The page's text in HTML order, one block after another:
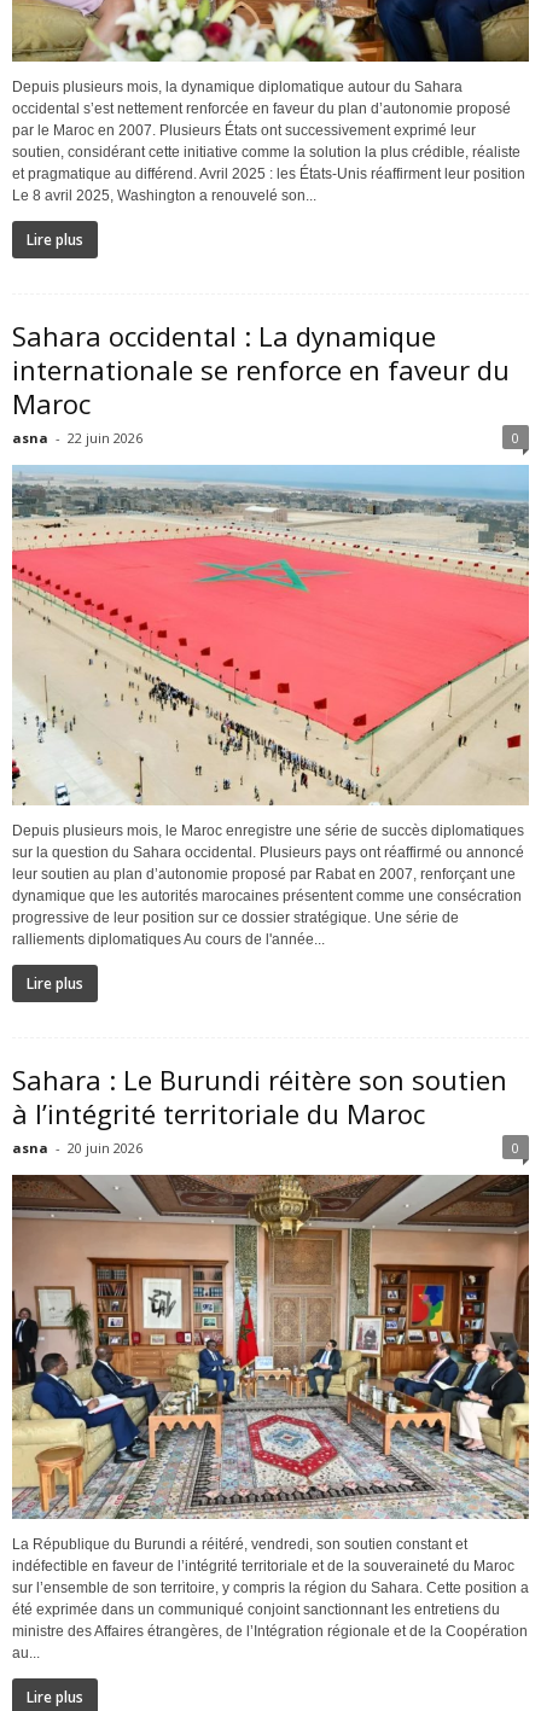
Depuis plusieurs mois, la dynamique diplomatique autour du Sahara
occidental s’est nettement renforcée en faveur du plan d’autonomie proposé
par le Maroc en 2007. Plusieurs États ont successivement exprimé leur
soutien, considérant cette initiative comme la solution la plus crédible, réaliste
et pragmatique au différend. Avril 2025 : les États-Unis réaffirment leur position
Le 8 avril 2025, Washington a renouvelé son...
Lire plus
Sahara occidental : La dynamique
internationale se renforce en faveur du
Maroc
asna - 22 juin 2026 0
Depuis plusieurs mois, le Maroc enregistre une série de succès diplomatiques
sur la question du Sahara occidental. Plusieurs pays ont réaffirmé ou annoncé
leur soutien au plan d’autonomie proposé par Rabat en 2007, renforçant une
dynamique que les autorités marocaines présentent comme une consécration
progressive de leur position sur ce dossier stratégique. Une série de
ralliements diplomatiques Au cours de l'année...
Lire plus
Sahara : Le Burundi réitère son soutien
à l’intégrité territoriale du Maroc
asna - 20 juin 2026 0
La République du Burundi a réitéré, vendredi, son soutien constant et
indéfectible en faveur de l’intégrité territoriale et de la souveraineté du Maroc
sur l’ensemble de son territoire, y compris la région du Sahara. Cette position a
été exprimée dans un communiqué conjoint sanctionnant les entretiens du
ministre des Affaires étrangères, de l’Intégration régionale et de la Coopération
au...
Lire plus